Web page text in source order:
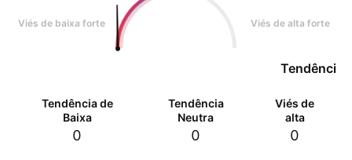
Viés de baixa forte Viés de alta forte
Tendência
Tendência de
Baixa
0
Tendência
Neutra
0
Viés de
alta
0